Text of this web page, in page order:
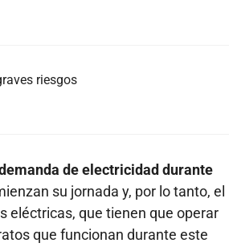
riesgos
de electricidad durante
su jornada y, por lo tanto, el
eléctricas, que tienen que operar
que funcionan durante este